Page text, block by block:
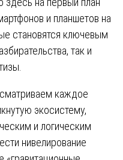
и планшетов на
становятся ключевым
так и
каждое
экосистему,
и логическим
нивелирование